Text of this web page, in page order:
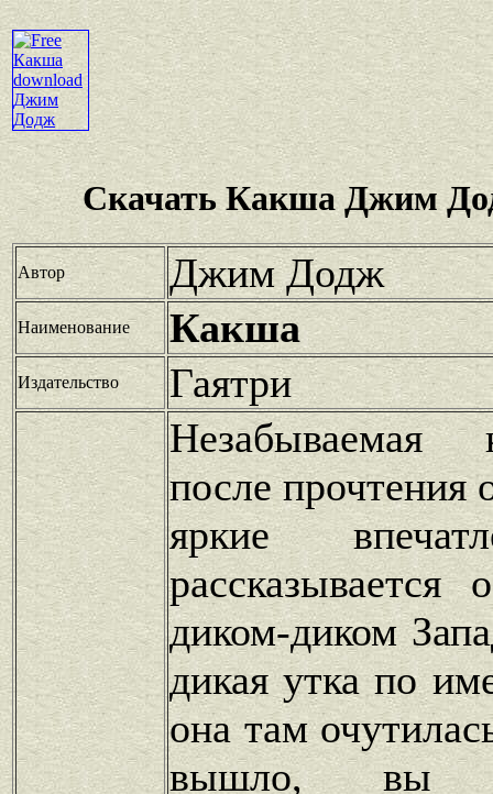
Скачать Какша Джим
Автор Джим Додж
Наименование Какша
Издательство Гаятри
после прочтения
яркие
диком-диком
дикая утка по
она там
вышло, вы